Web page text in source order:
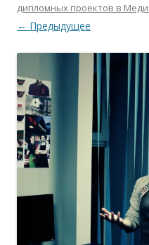
дипломных проектов в
← Предыдущее